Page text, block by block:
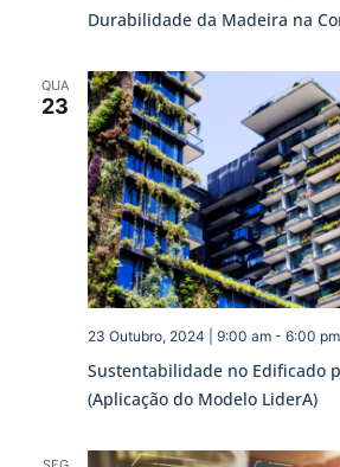
Durabilidade da Madeira na
QUA
23
Sustentabilidade no Edificado
(Aplicação do Modelo LiderA)
23 Outubro, 2024 | 9:00 am- 6:00 pm